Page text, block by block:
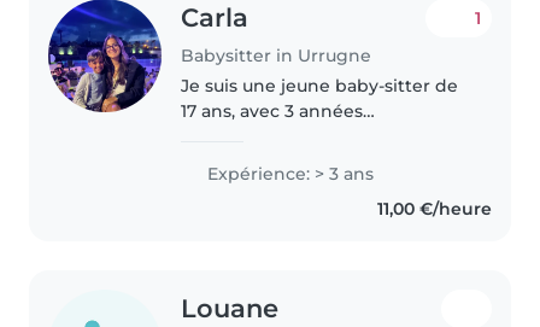
Carla
Babysitter in Urrugne
1
Je suis une jeune baby-sitter de
17 ans, avec 3 années
adolescents. J’ai aussi des frères
et sœurs de tout âge donc étant
Expérience: > 3 ans
11,00 €/heure
Louane